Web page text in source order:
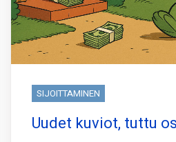
SIJOITTAMINEN
Uudet kuviot, tuttu